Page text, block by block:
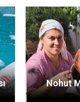
Nohut